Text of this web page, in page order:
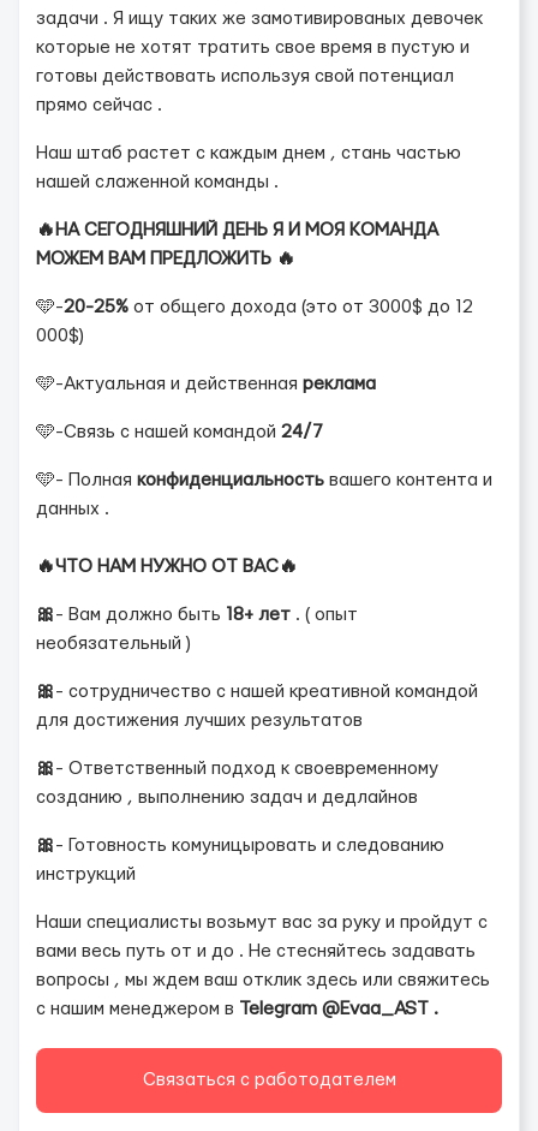
задачи . Я ищу таких же замотивированых девочек
которые не хотят тратить свое время в пустую и
готовы действовать используя свой потенциал
прямо сейчас .
Наш штаб растет с каждым днем , стань частью
нашей слаженной команды .
🔥НА СЕГОДНЯШНИЙ ДЕНЬ Я И МОЯ КОМАНДА
МОЖЕМ ВАМ ПРЕДЛОЖИТЬ 🔥
🩵-20-25% от общего дохода (это от 3000$ до 12
000$)
🩵-Актуальная и действенная реклама
🩵-Связь с нашей командой 24/7
🩵- Полная конфиденциальность вашего контента и
данных .
🔥ЧТО НАМ НУЖНО ОТ ВАС🔥
🎀 - Вам должно быть 18+ лет . ( опыт
необязательный )
🎀 - сотрудничество с нашей креативной командой
для достижения лучших результатов
🎀 - Ответственный подход к своевременному
созданию , выполнению задач и дедлайнов
🎀 - Готовность комуницыровать и следованию
инструкций
Наши специалисты возьмут вас за руку и пройдут с
вами весь путь от и до . Не стесняйтесь задавать
вопросы , мы ждем ваш отклик здесь или свяжитесь
с нашим менеджером в
Telegram @Evaa_AST .
Связаться с работодателем